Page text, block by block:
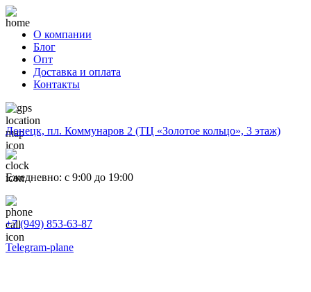
О компании
Блог
Опт
Доставка и оплата
Контакты
Донецк, пл. Коммунаров 2 (ТЦ «Золотое кольцо», 3 этаж)
Ежедневно: с 9:00 до 19:00
+7 (949) 853-63-87
Telegram-plane